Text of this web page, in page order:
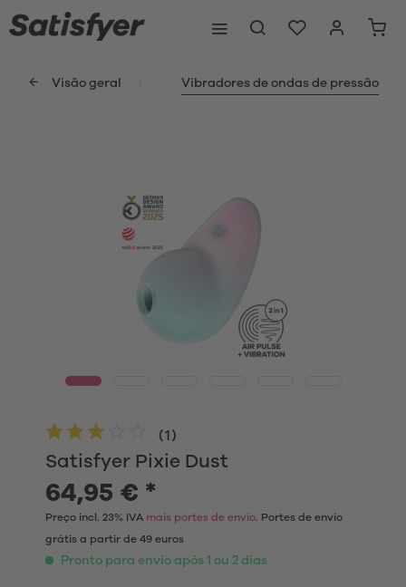
Visão geral Vibradores de ondas de pressão
Satisfyer Pixie Dust
(1 )
64,95 € *
Preço incl. 23% IVA mais portes de envio. Portes de envio
grátis a partir de 49 euros
Pronto para envio após 1 ou 2 dias